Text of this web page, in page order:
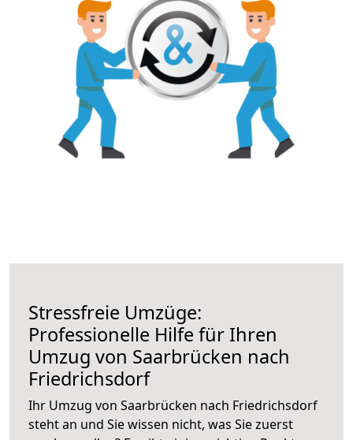
Stressfreie Umzüge:
Professionelle Hilfe für Ihren
Umzug von Saarbrücken nach
Friedrichsdorf
Ihr Umzug von Saarbrücken nach Friedrichsdorf
steht an und Sie wissen nicht, was Sie zuerst